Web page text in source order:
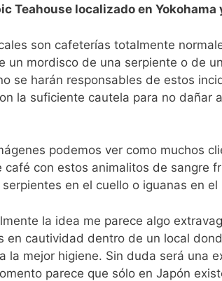
Teahouse localizado en Yokohama
son cafeterías totalmente
un mordisco de una serpiente o de
se harán responsables de estos
la suficiente cautela para no dañar
podemos ver como muchos
café con estos animalitos de sangre
serpientes en el cuello o iguanas en el
la idea me parece algo
en cautividad dentro de un local
la mejor higiene. Sin duda será una
parece que sólo en Japón